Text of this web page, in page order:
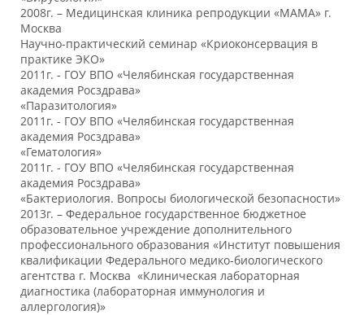
2008г. – Медицинская клиника репродукции «МАМА» г.
Москва
Научно-практический семинар «Криоконсервация в
практике ЭКО»
2011г. - ГОУ ВПО «Челябинская государственная
академия Росздрава»
«Паразитология»
2011г. - ГОУ ВПО «Челябинская государственная
академия Росздрава»
«Гематология»
2011г. - ГОУ ВПО «Челябинская государственная
академия Росздрава»
«Бактериология. Вопросы биологической безопасности»
2013г. – Федеральное государственное бюджетное
образовательное учреждение дополнительного
профессионального образования «Институт повышения
квалификации Федерального медико-биологического
агентства г. Москва «Клиническая лабораторная
диагностика (лабораторная иммунология и
аллергология)»